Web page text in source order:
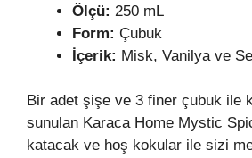
Ölçü: 250 mL
Form: Çubuk
İçerik: Misk, Vanilya ve
Bir adet şişe ve 3 finer çubuk ile
sunulan Karaca Home Mystic
katacak ve hoş kokular ile sizi